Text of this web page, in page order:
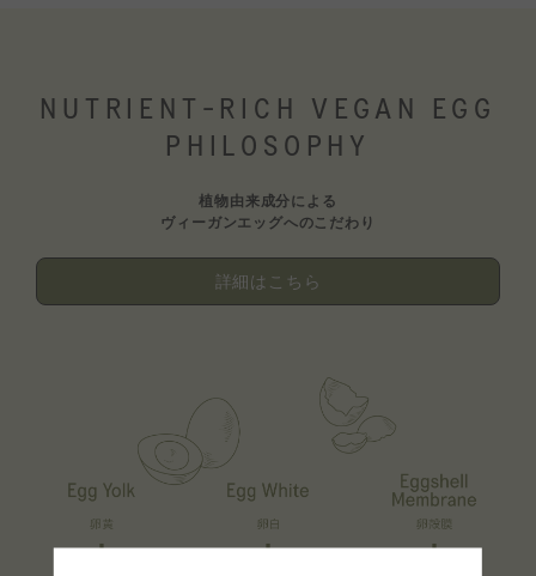
NUTRIENT-RICH VEGAN EGG
PHILOSOPHY
植物由来成分による
ヴィーガンエッグへのこだわり
詳細はこちら